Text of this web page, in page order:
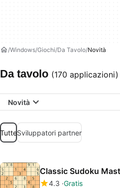
Windows Giochi Da Tavolo Novità
Da tavolo (170 applicazioni)
Novità
TutteSviluppatori partner
Classic Sudoku
4.3 Gratis